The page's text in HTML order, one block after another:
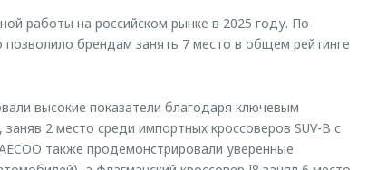
работы на российском рынке в 2025 году. По
брендам занять 7 место в общем рейтинге
высокие показатели благодаря ключевым
2 место среди импортных кроссоверов SUV-B с
также продемонстрировали уверенные